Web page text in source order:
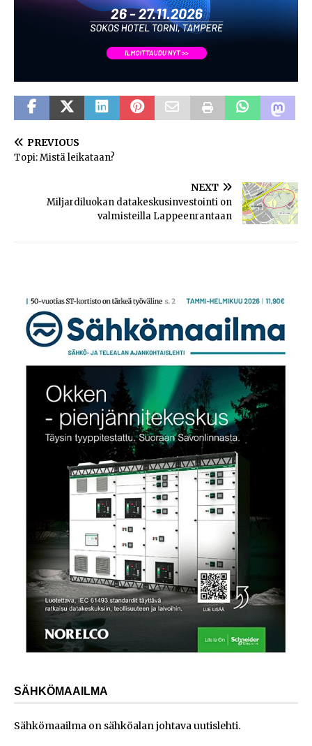
PREVIOUS
Topi: Mistä leikataan?
NEXT
Miljardiluokan datakeskusinvestointi on
valmisteilla Lappeenrantaan
SÄHKÖMAAILMA
Sähkömaailma on sähköalan johtava uutislehti.